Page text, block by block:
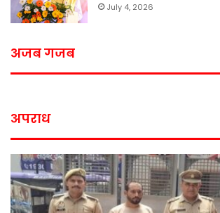
July 4, 2026
अजब गजब
अपराध